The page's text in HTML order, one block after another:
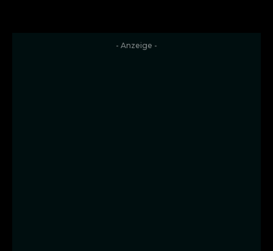
- Anzeige -